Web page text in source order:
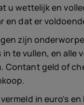
u wettelijk en
dat er
zijn
te vullen, en
geld of
in euro's